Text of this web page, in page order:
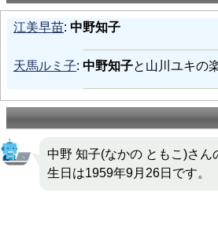
江美早苗: 中野知子
天馬ルミ子: 中野知子と山川ユキの
中野 知子(なかの ともこ)さん
生日は1959年9月26日です。